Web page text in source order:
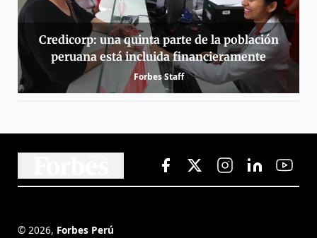
Credicorp: una quinta parte de la población
peruana está incluida financieramente
Forbes Staff
© 2026, Forbes Perú